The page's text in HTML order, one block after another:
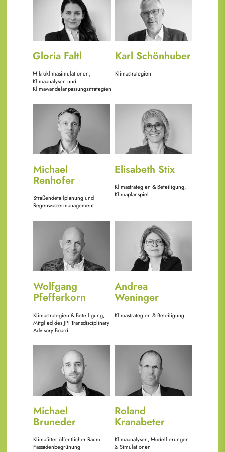
Gloria Faltl
Mikroklimasimulationen,
Klimaanalysen und
Klimawandelanpassungsstrategien
Karl Schönhuber
Klimastrategien
Michael
Renhofer
Straßendetailplanung und
Regenwassermanagement
Elisabeth Stix
Klimastrategien & Beteiligung,
Klimaplanspiel
Wolfgang
Pfefferkorn
Klimastrategien & Beteiligung,
Mitglied des JPI Transdisciplinary
Advisory Board
Andrea
Weninger
Klimastrategien & Beteiligung
Michael
Bruneder
Klimafitter öffentlicher Raum,
Fassadenbegrünung
Roland
Kranabeter
Klimaanalysen, Modellierungen
& Simulationen